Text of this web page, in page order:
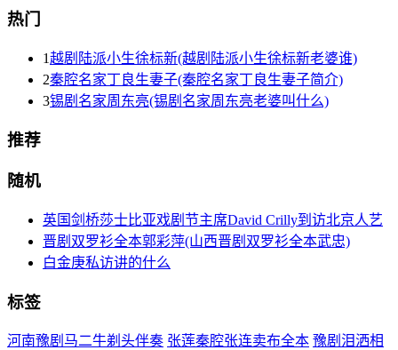
热门
1越剧陆派小生徐标新(越剧陆派小生徐标新老婆谁)
2秦腔名家丁良生妻子(秦腔名家丁良生妻子简介)
3锡剧名家周东亮(锡剧名家周东亮老婆叫什么)
推荐
随机
英国剑桥莎士比亚戏剧节主席David Crilly到访北京人艺
晋剧双罗衫全本郭彩萍(山西晋剧双罗衫全本武忠)
白金庚私访讲的什么
标签
河南豫剧马二牛剃头伴奏 张莲秦腔张连卖布全本 豫剧泪洒相